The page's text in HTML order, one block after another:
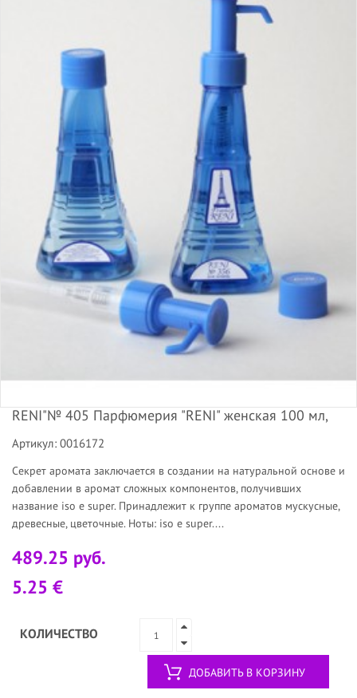
RENI"№ 405 Парфюмерия "RENI" женская 100 мл,
Артикул: 0016172
Секрет аромата заключается в создании на натуральной основе и
добавлении в аромат сложных компонентов, получивших
название iso e super. Принадлежит к группе ароматов мускусные,
древесные, цветочные. Ноты: iso e super....
489.25 руб.
5.25 €
КОЛИЧЕСТВО
ДОБАВИТЬ В КОРЗИНУ